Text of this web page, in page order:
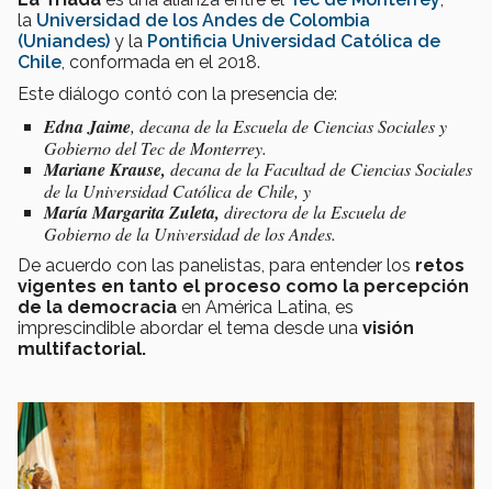
la Universidad de los Andes de Colombia
(Uniandes) y la Pontificia Universidad Católica de
Chile , conformada en el 2018.
Este diálogo contó con la presencia de:
Edna Jaime, decana de la Escuela de Ciencias Sociales y
Gobierno del Tec de Monterrey.
Mariane Krause, decana de la Facultad de Ciencias Sociales
de la Universidad Católica de Chile, y
María Margarita Zuleta, directora de la Escuela de
Gobierno de la Universidad de los Andes.
De acuerdo con las panelistas, para entender los retos
vigentes en tanto el proceso como la percepción
de la democracia en América Latina, es
imprescindible abordar el tema desde una visión
multifactorial.